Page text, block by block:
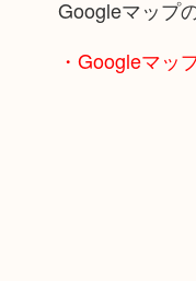
Googleマップ
・Googleマッ